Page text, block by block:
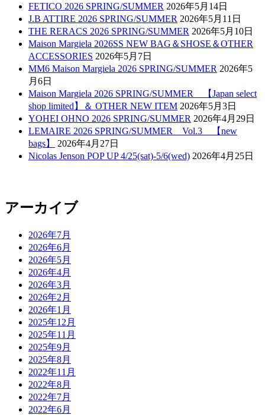
FETICO 2026 SPRING/SUMMER 2026年5月14日
J.B ATTIRE 2026 SPRING/SUMMER 2026年5月11日
THE RERACS 2026 SPRING/SUMMER 2026年5月10日
Maison Margiela 2026SS NEW BAG＆SHOSE＆OTHER
ACCESSORIES 2026年5月7日
MM6 Maison Margiela 2026 SPRING/SUMMER 2026年5
月6日
Maison Margiela 2026 SPRING/SUMMER 【Japan select
shop limited】＆ OTHER NEW ITEM 2026年5月3日
YOHEI OHNO 2026 SPRING/SUMMER 2026年4月29日
LEMAIRE 2026 SPRING/SUMMER Vol.3 【new
bags】
2026年4月27日
Nicolas Jenson POP UP 4/25(sat)-5/6(wed) 2026年4月25日
アーカイブ
2026年7月
2026年6月
2026年5月
2026年4月
2026年3月
2026年2月
2026年1月
2025年12月
2025年11月
2025年9月
2025年8月
2022年11月
2022年8月
2022年7月
2022年6月